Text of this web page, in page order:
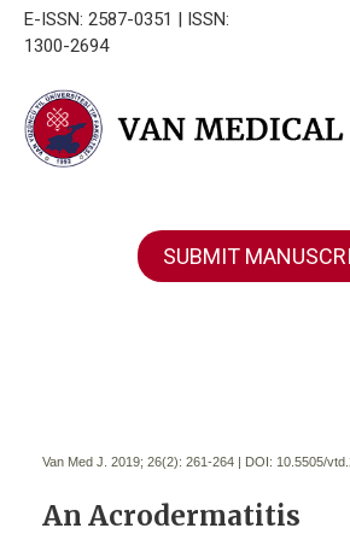
E-ISSN: 2587-0351 | ISSN:
1300-2694
SUBMIT
Van Med J. 2019; 26(2): 261-264 | DOI: 10.5505/
An Acrodermatitis